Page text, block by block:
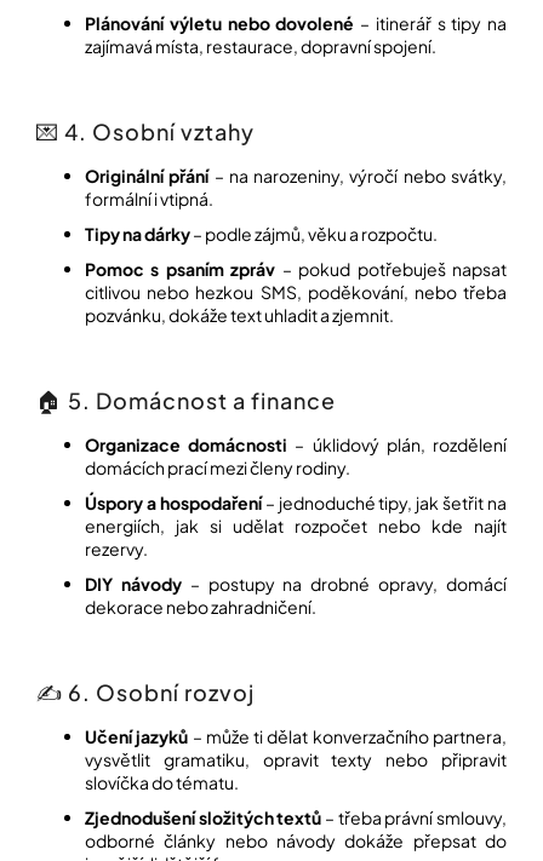
Plánování výletu nebo dovolené – itinerář s tipy na
zajímavá místa, restaurace, dopravní spojení.
💌 4. Osobní vztahy
Originální přání– na narozeniny, výročí nebo svátky,
formální i vtipná.
Tipy na dárky– podle zájmů, věku a rozpočtu.
Pomoc s psaním zpráv – pokud potřebuješ napsat
citlivou nebo hezkou SMS, poděkování, nebo třeba
pozvánku, dokáže text uhladit a zjemnit.
🏠 5. Domácnost a finance
Organizace domácnosti – úklidový plán, rozdělení
domácích prací mezi členy rodiny.
Úspory a hospodaření– jednoduché tipy, jak šetřit na
energiích, jak si udělat rozpočet nebo kde najít
rezervy.
DIY návody– postupy na drobné opravy, domácí
dekorace nebo zahradničení.
✍️ 6. Osobní rozvoj
Učení jazyků – může ti dělat konverzačního partnera,
vysvětlit gramatiku, opravit texty nebo připravit
slovíčka do tématu.
Zjednodušení složitých textů – třeba právní smlouvy,
odborné články nebo návody dokáže přepsat do